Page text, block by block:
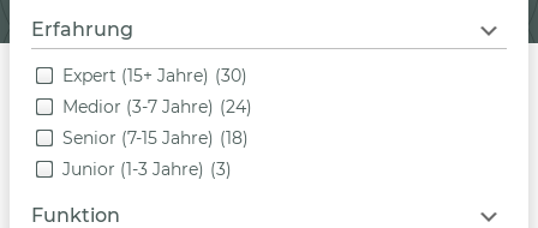
Erfahrung
Expert (15+ Jahre) (30)
Medior (3-7 Jahre) (24)
Senior (7-15 Jahre) (18)
Junior (1-3 Jahre) (3)
Funktion